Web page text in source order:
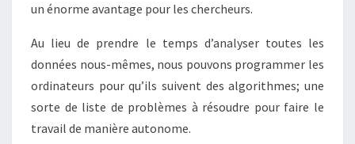
un énorme avantage pour les chercheurs.
Au lieu de prendre le temps d’analyser toutes les
données nous-mêmes, nous pouvons programmer les
ordinateurs pour qu’ils suivent des algorithmes; une
sorte de liste de problèmes à résoudre pour faire le
travail de manière autonome.